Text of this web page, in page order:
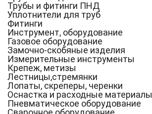
Трубы и фитинги ПНД
Уплотнители для труб
Фитинги
Инструмент, оборудование
Газовое оборудование
Замочно-скобяные изделия
Измерительные инструменты
Крепеж, метизы
Лестницы,стремянки
Лопаты, скреперы, черенки
Оснастка и расходные материалы
Пневматическое оборудование